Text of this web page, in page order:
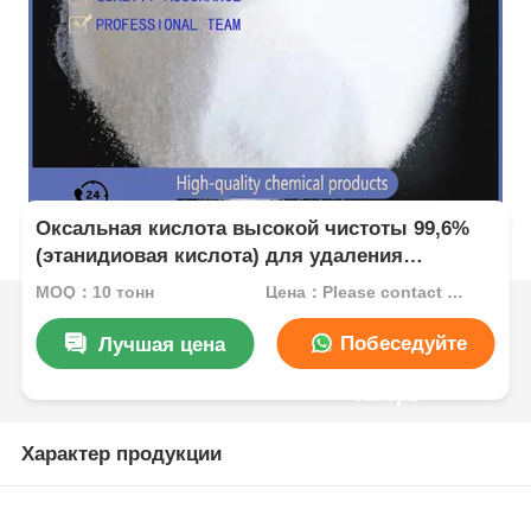
Оксальная кислота высокой чистоты 99,6%
(этанидиовая кислота) для удаления
ржавчины и отбеливания древесины в
MOQ：10 тонн Цена：Please contact customer service
Лучшая цена Побеседуйте
Характер продукции